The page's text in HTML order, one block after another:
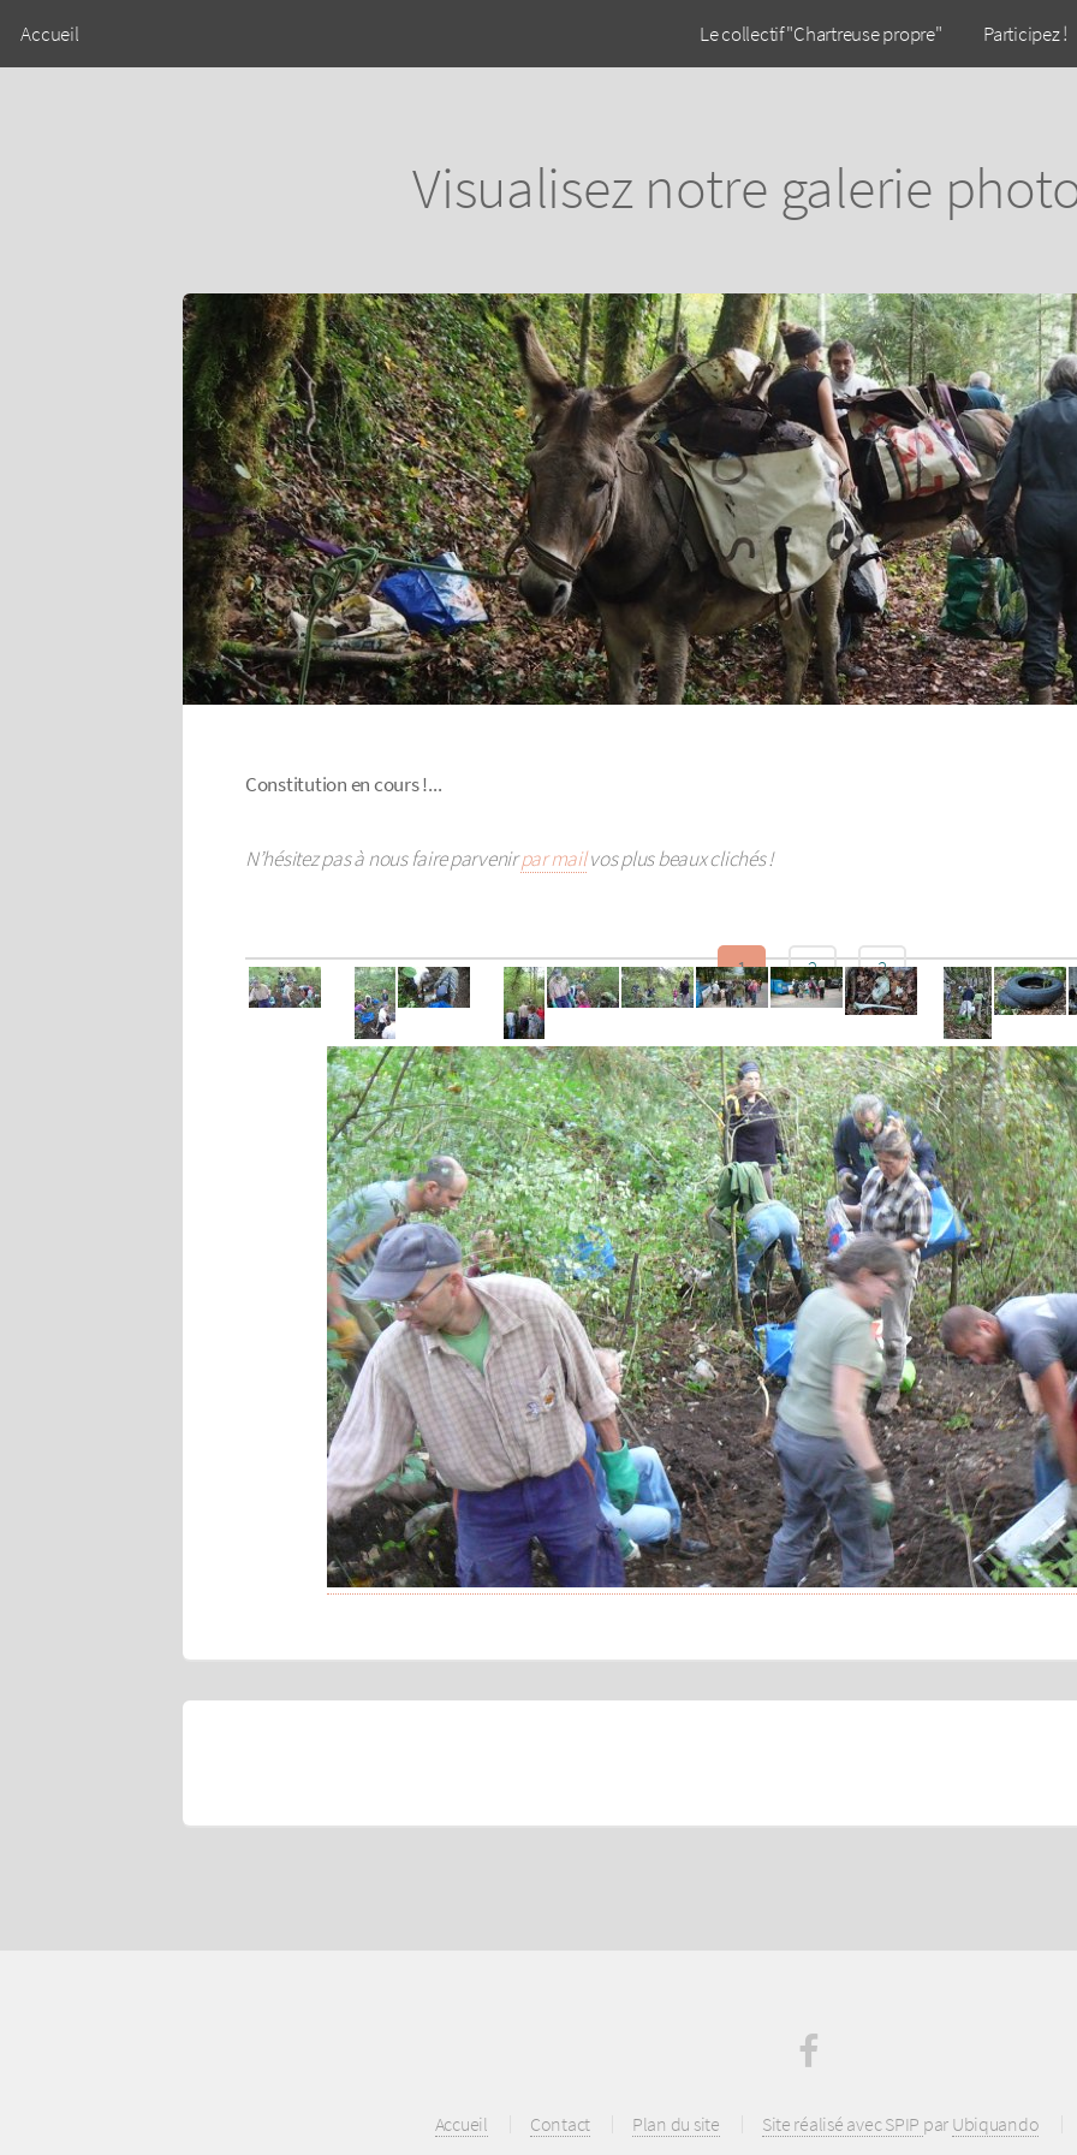
Accueil Le collectif "Chartreuse propre" Participez !
Visualisez notre galerie
Constitution en cours !...
N’hésitez pas à nous faire parvenirpar mailvos plus beaux clichés !
1 2 3
Accueil Contact Plan du site Site réalisé avec SPIP par Ubiquando